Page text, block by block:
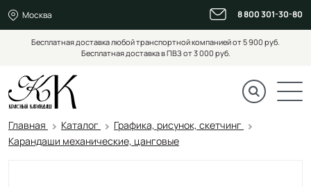
Москва 8 800 301-30-80
Бесплатная доставка любой транспортной компанией от 5 900 руб.
Бесплатная доставка в ПВЗ от 3 000 руб.
Главная Каталог
Графика, рисунок, скетчинг
Карандаши механические, цанговые